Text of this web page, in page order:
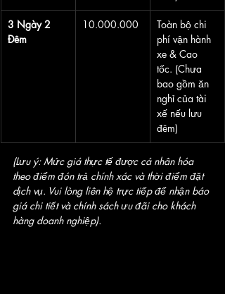
3 Ngày 2
Đêm
10.000.000
Toàn bộ chi
phí vận hành
xe & Cao
tốc. (Chưa
bao gồm ăn
nghỉ của tài
xế nếu lưu
đêm)
(Lưu ý: Mức giá thực tế được cá nhân hóa
theo điểm đón trả chính xác và thời điểm đặt
dịch vụ. Vui lòng liên hệ trực tiếp để nhận báo
giá chi tiết và chính sách ưu đãi cho khách
hàng doanh nghiệp).